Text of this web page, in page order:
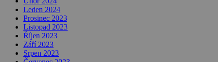
Leden 2024
Prosinec 2023
Listopad 2023
Říjen 2023
Září 2023
Srpen 2023